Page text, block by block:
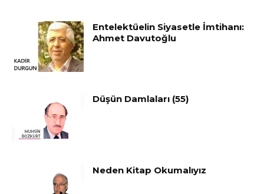
Entelektüelin Siyasetle İmtihanı:
Ahmet Davutoğlu
Düşün Damlaları (55)
Neden Kitap Okumalıyız